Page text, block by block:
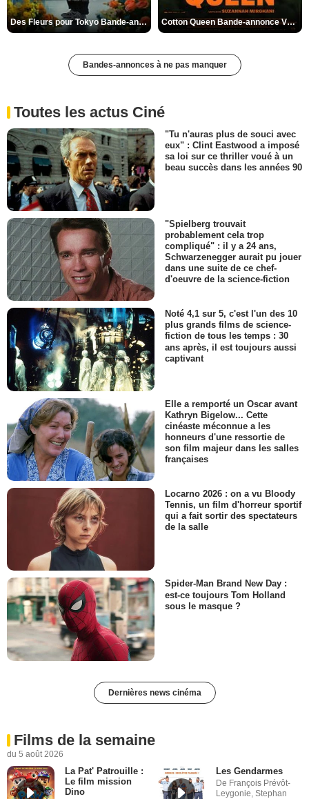
Des Fleurs pour Tokyo Bande-annonce VO STFR Cotton Queen Bande-annonce VO STFR
Bandes-annonces à ne pas manquer
Toutes les actus Ciné
"Tu n'auras plus de souci avec
eux" : Clint Eastwood a imposé
sa loi sur ce thriller voué à un
beau succès dans les années 90
"Spielberg trouvait
probablement cela trop
compliqué" : il y a 24 ans,
Schwarzenegger aurait pu jouer
dans une suite de ce chef-
d'oeuvre de la science-fiction
Noté 4,1 sur 5, c'est l'un des 10
plus grands films de science-
fiction de tous les temps : 30
ans après, il est toujours aussi
captivant
Elle a remporté un Oscar avant
Kathryn Bigelow... Cette
cinéaste méconnue a les
honneurs d'une ressortie de
son film majeur dans les salles
françaises
Locarno 2026 : on a vu Bloody
Tennis, un film d'horreur sportif
qui a fait sortir des spectateurs
de la salle
Spider-Man Brand New Day :
est-ce toujours Tom Holland
sous le masque ?
Dernières news cinéma
Films de la semaine
du 5 août 2026
La Pat' Patrouille :
Le film mission
Dino
Les Gendarmes
De François Prévôt-
Leygonie, Stephan